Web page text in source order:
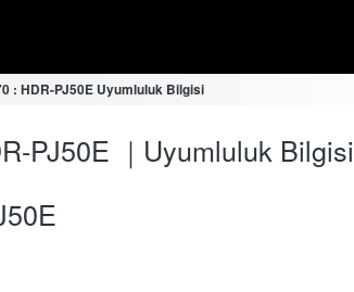
: HDR-PJ50E Uyumluluk Bilgisi
PJ50E ｜Uyumluluk Bilgisi